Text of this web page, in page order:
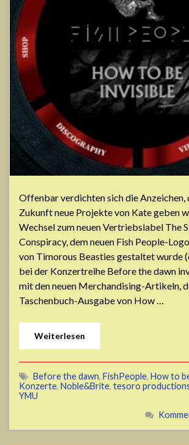
Offenbar verdichten sich die Anzeichen,
Zukunft neue Projekte von Kate geben
Wechsel zum neuen Vertriebslabel The
Conspiracy, dem neuen Fish People-
von Timorous Beasties gestaltet wurde
bei der Konzertreihe Before the dawn
mit den neuen Merchandising-Artikeln,
Taschenbuch-Ausgabe von How …
Weiterlesen
Before the dawn, FishPeople, How to
Konzerte, Noble&Brite, tesoro
YMU